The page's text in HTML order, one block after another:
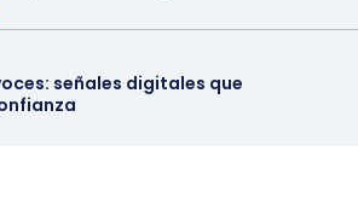
señales digitales que